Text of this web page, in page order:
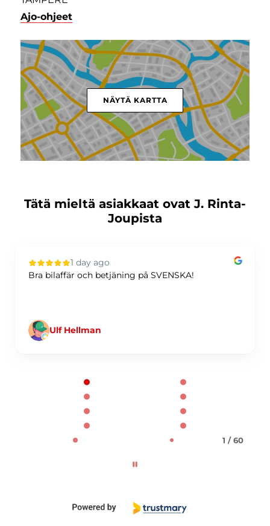
Ajo-ohjeet
NÄYTÄ KARTTA
Tätä mieltä asiakkaat ovat J. Rinta-
Joupista
1 day ago
Bra bilaffär och betjäning på SVENSKA!
Ulf Hellman
1 / 60